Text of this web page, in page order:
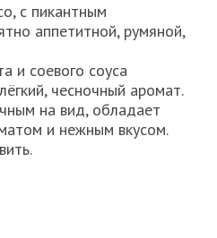
с пикантным
аппетитной, румяной,
и соевого соуса
чесночный аромат.
на вид, обладает
и нежным вкусом.